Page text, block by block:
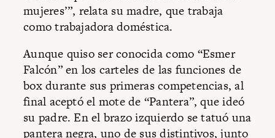
mujeres’”, relata su madre, que trabaja
como trabajadora doméstica.
Aunque quiso ser conocida como “Esmer
Falcón” en los carteles de las funciones de
box durante sus primeras competencias, al
final aceptó el mote de “Pantera”, que ideó
su padre. En el brazo izquierdo se tatuó una
pantera negra, uno de sus distintivos, junto